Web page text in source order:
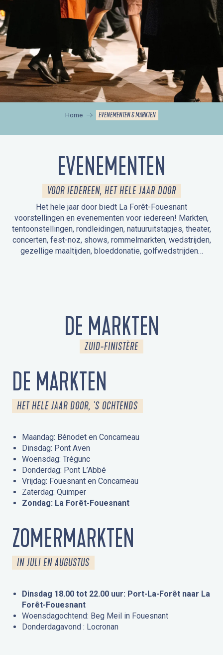
Home EVENEMENTEN & MARKTEN
EVENEMENTEN
VOOR IEDEREEN, HET HELE JAAR DOOR
Het hele jaar door biedt La Forêt-Fouesnant
voorstellingen en evenementen voor iedereen! Markten,
tentoonstellingen, rondleidingen, natuuruitstapjes, theater,
concerten, fest-noz, shows, rommelmarkten, wedstrijden,
gezellige maaltijden, bloeddonatie, golfwedstrijden…
DE MARKTEN
ZUID-FINISTÈRE
DE MARKTEN
HET HELE JAAR DOOR, 'S OCHTENDS
Maandag: Bénodet en Concarneau
Dinsdag: Pont Aven
Woensdag: Trégunc
Donderdag: Pont L’Abbé
Vrijdag: Fouesnant en Concarneau
Zaterdag: Quimper
Zondag: La Forêt-Fouesnant
ZOMERMARKTEN
IN JULI EN AUGUSTUS
Dinsdag 18.00 tot 22.00 uur: Port-La-Forêt naar La
Forêt-Fouesnant
Woensdagochtend: Beg Meil in Fouesnant
Donderdagavond : Locronan